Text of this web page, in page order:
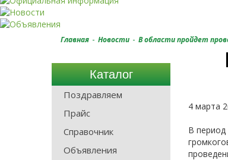
Главная - Новости - В области пройдет
Каталог
Поздравляем
Прайс
Справочник
Объявления
4 марта
В период